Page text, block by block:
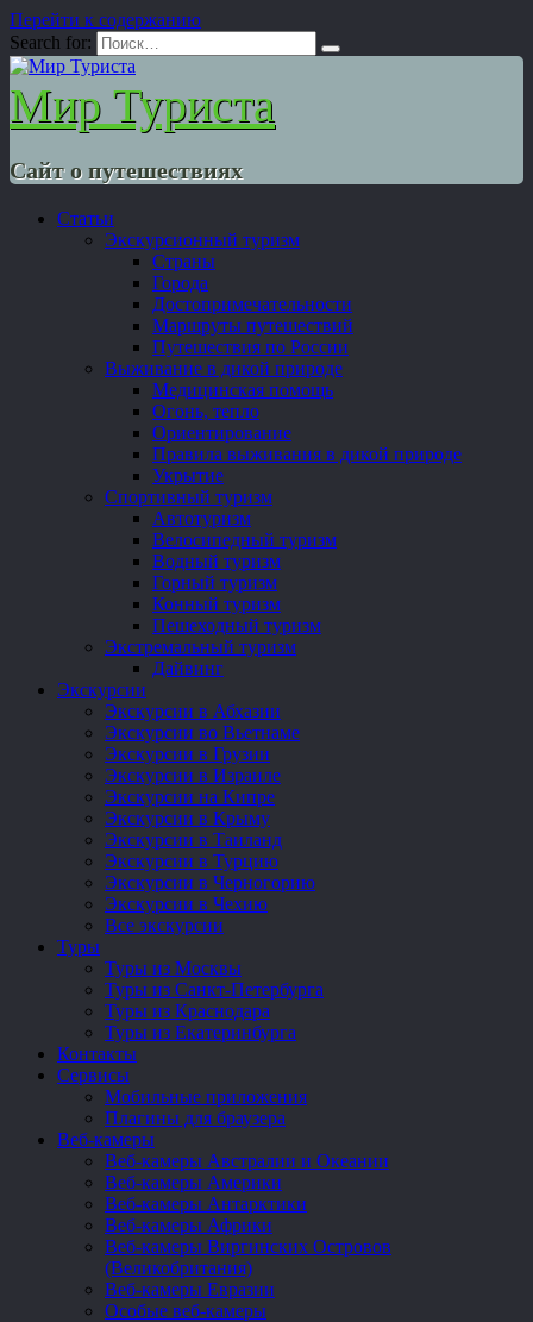
Перейти к содержанию
Search for:
Мир Туриста
Сайт о путешествиях
Статьи
Экскурсионный туризм
Страны
Города
Достопримечательности
Маршруты путешествий
Путешествия по России
Выживание в дикой природе
Медицинская помощь
Огонь, тепло
Ориентирование
Правила выживания в дикой природе
Укрытие
Спортивный туризм
Автотуризм
Велосипедный туризм
Водный туризм
Горный туризм
Конный туризм
Пешеходный туризм
Экстремальный туризм
Дайвинг
Экскурсии
Экскурсии в Абхазии
Экскурсии во Вьетнаме
Экскурсии в Грузии
Экскурсии в Израиле
Экскурсии на Кипре
Экскурсии в Крыму
Экскурсии в Таиланд
Экскурсии в Турцию
Экскурсии в Черногорию
Экскурсии в Чехию
Все экскурсии
Туры
Туры из Москвы
Туры из Санкт-Петербурга
Туры из Краснодара
Туры из Екатеринбурга
Контакты
Сервисы
Мобильные приложения
Плагины для браузера
Веб-камеры
Веб-камеры Австралии и Океании
Веб-камеры Америки
Веб-камеры Антарктики
Веб-камеры Африки
Веб-камеры Виргинских Островов
(Великобритания)
Веб-камеры Евразии
Особые веб-камеры